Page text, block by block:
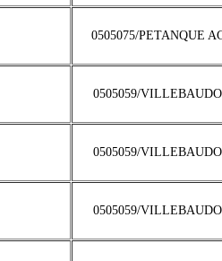
0505075/PETANQUE
0505059/
0505059/
0505059/